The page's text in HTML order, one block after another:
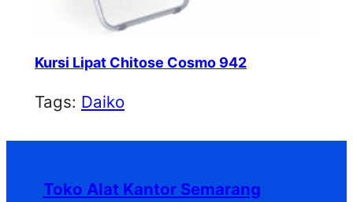
Kursi Lipat Chitose Cosmo 942
Tags: Daiko
Toko Alat Kantor Semarang